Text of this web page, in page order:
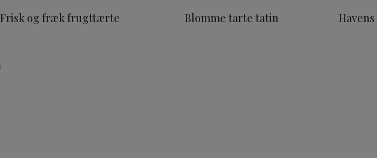
Frisk og fræk frugttærte Blomme tarte tatin